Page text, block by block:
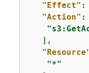
"Effect" :
"Action" :
   ],
"*"